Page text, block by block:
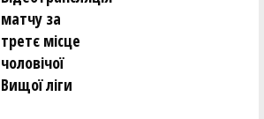
матчу за
третє місце
чоловічої
Вищої ліги